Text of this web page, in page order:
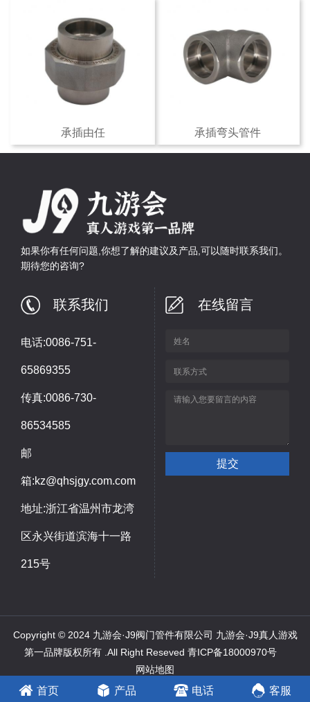
承插由任 承插弯头管件
如果你有任何问题,你想了解的建议及产品,可以随时联系我们。
期待您的咨询?
联系我们
电话:0086-751-
65869355
传真:0086-730-
86534585
邮
箱:kz@qhsjgy.com.com
地址:浙江省温州市龙湾
区永兴街道滨海十一路
215号
在线留言
Copyright © 2024 九游会·J9阀门管件有限公司 九游会·J9真人游戏
第一品牌版权所有 .All Right Reseved 青ICP备18000970号
网站地图
推荐产品：
承插管件、 锻钢高压管件、不锈钢承插管件
首页 产品 电话 客服